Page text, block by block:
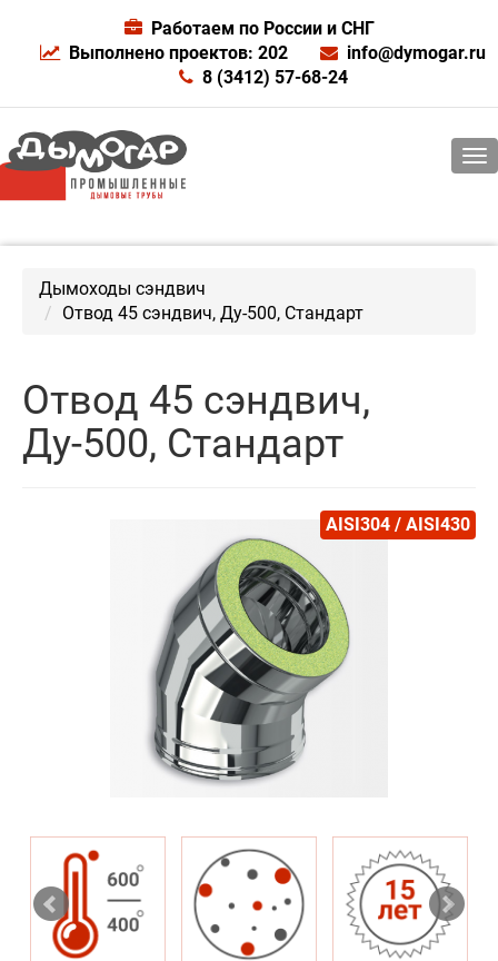
Работаем по России и СНГ
Выполнено проектов: 202
info@dymogar.ru
8 (3412) 57-68-24
Дымоходы сэндвич
Отвод 45 сэндвич, Ду-500, Стандарт
Отвод 45 сэндвич,
Ду-500, Стандарт
AISI304 / AISI430